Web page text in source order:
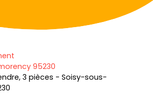
95230
3 pièces - Soisy-sous-